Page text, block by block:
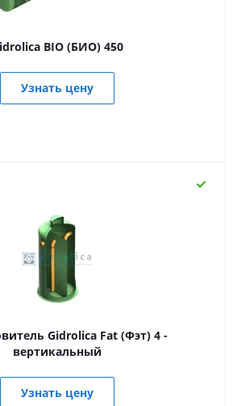
BIO (БИО) 450
Узнать цену
Gidrolica Fat (Фэт) 4 -
вертикальный
Узнать цену